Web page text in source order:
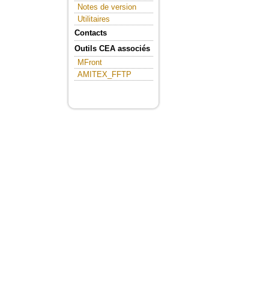
Notes de version
Utilitaires
Contacts
Outils CEA associés
MFront
AMITEX_FFTP